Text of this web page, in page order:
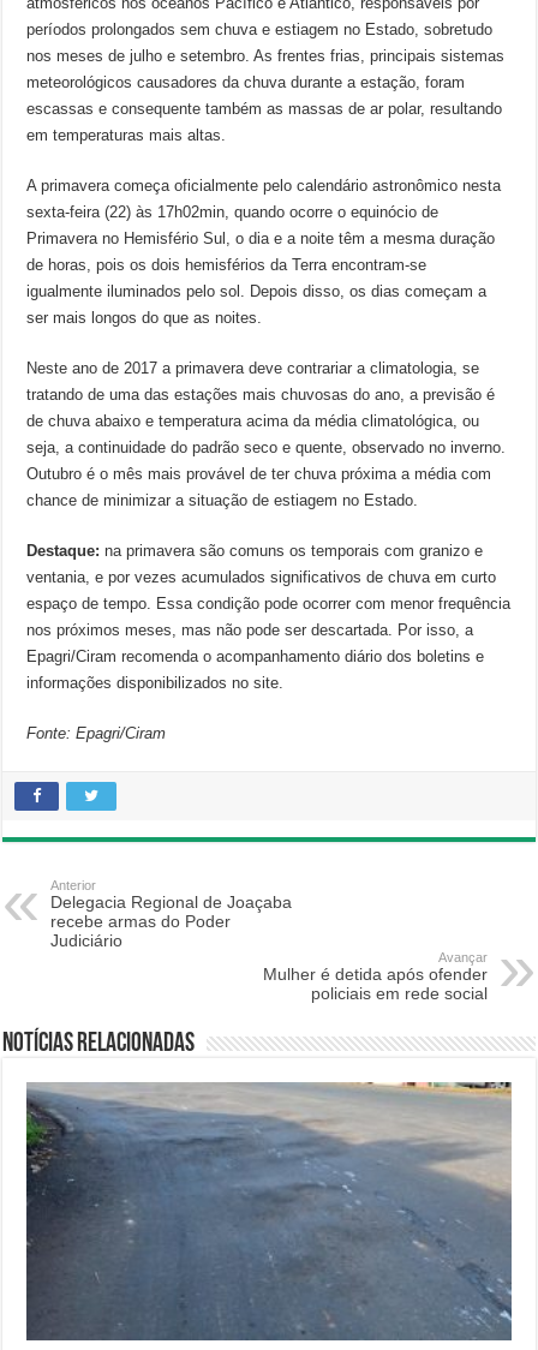
períodos prolongados sem chuva e estiagem no Estado, sobretudo
nos meses de julho e setembro. As frentes frias, principais sistemas
meteorológicos causadores da chuva durante a estação, foram
escassas e consequente também as massas de ar polar, resultando
em temperaturas mais altas.
A primavera começa oficialmente pelo calendário astronômico nesta
sexta-feira (22) às 17h02min, quando ocorre o equinócio de
Primavera no Hemisfério Sul, o dia e a noite têm a mesma duração
de horas, pois os dois hemisférios da Terra encontram-se
igualmente iluminados pelo sol. Depois disso, os dias começam a
ser mais longos do que as noites.
Neste ano de 2017 a primavera deve contrariar a climatologia, se
tratando de uma das estações mais chuvosas do ano, a previsão é
de chuva abaixo e temperatura acima da média climatológica, ou
seja, a continuidade do padrão seco e quente, observado no inverno.
Outubro é o mês mais provável de ter chuva próxima a média com
chance de minimizar a situação de estiagem no Estado.
Destaque:na primavera são comuns os temporais com granizo e
ventania, e por vezes acumulados significativos de chuva em curto
espaço de tempo. Essa condição pode ocorrer com menor frequência
nos próximos meses, mas não pode ser descartada. Por isso, a
Epagri/Ciram recomenda o acompanhamento diário dos boletins e
informações disponibilizados no site.
Fonte: Epagri/Ciram
Anterior
Delegacia Regional de Joaçaba
recebe armas do Poder
Judiciário
Avançar
Mulher é detida após ofender
policiais em rede social
Notícias relacionadas